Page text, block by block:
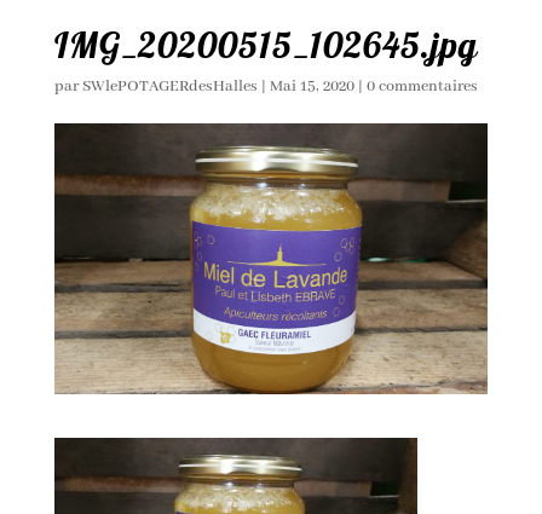
IMG_20200515_102645.jpg
parSWlePOTAGERdesHalles | Mai 15, 2020| 0 commentaires